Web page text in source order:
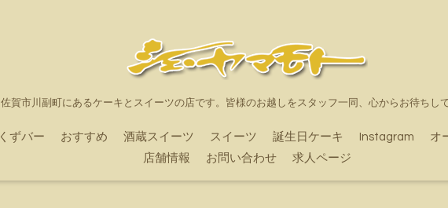
佐賀市川副町にあるケーキとスイーツの店です。皆様のお越しをスタッフ一同、心からお待ちして
くずバー おすすめ 酒蔵スイーツ スイーツ 誕生日ケーキ Instagram オ
店舗情報
お問い合わせ 求人ページ